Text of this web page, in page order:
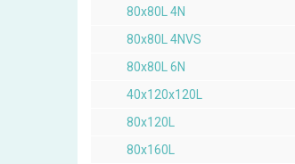
80x80L 4N
80x80L 4NVS
80x80L 6N
40x120x120L
80x120L
80x160L